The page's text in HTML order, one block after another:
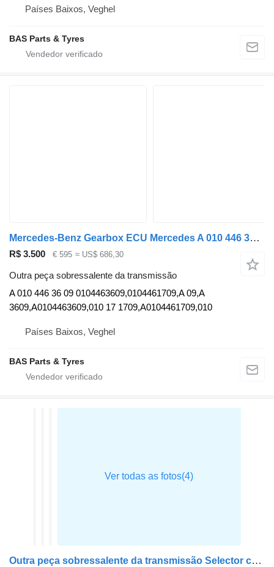
Países Baixos, Veghel
BAS Parts & Tyres
Mercedes-Benz Gearbox ECU Mercedes A 010 446 36 09 para camião
R$ 3.500 € 595 ≈ US$ 686,30
Outra peça sobressalente da transmissão
A 010 446 36 09 0104463609,0104461709,A 09,A
3609,A0104463609,010 17 1709,A0104461709,010
Países Baixos, Veghel
BAS Parts & Tyres
Outra peça sobressalente da transmissão Selector cutie de viteze A9602609463 para camião tractor Mercedes-Benz ACTROS MP4